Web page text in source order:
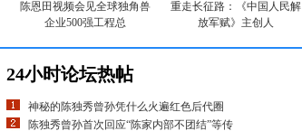
陈恩田视频会见全球独角兽
企业500强工程总
重走长征路：《中国人民解
放军赋》主创人
24小时论坛热帖
神秘的陈独秀曾孙凭什么火遍红色后代圈
陈独秀曾孙首次回应“陈家内部不团结”等传